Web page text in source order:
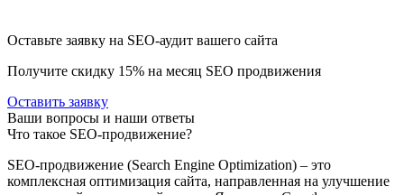
Оставьте заявку на SEO-аудит вашего сайта
Получите скидку 15% на месяц SEO продвижения
Оставить заявку
Ваши вопросы и наши ответы
Что такое SEO-продвижение?
SEO-продвижение (Search Engine Optimization) – это
комплексная оптимизация сайта, направленная на улучшение